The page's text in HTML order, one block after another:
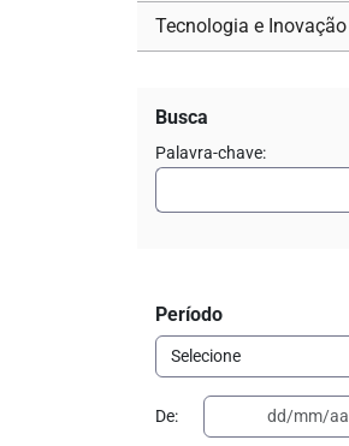
Tecnologia e Inovação
Busca
Palavra-chave:
Período
De: